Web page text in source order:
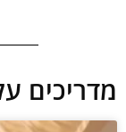
מדריכים